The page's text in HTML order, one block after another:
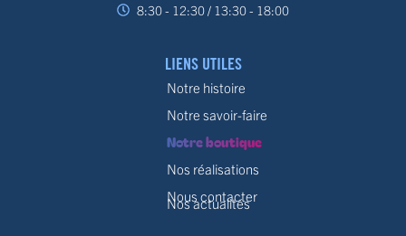
8:30 - 12:30 / 13:30 - 18:00
LIENS UTILES
Notre histoire
Notre savoir-faire
Notre boutique
Nos réalisations
Nous contacter
Nos actualités